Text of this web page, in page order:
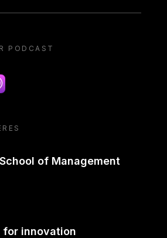
PODCAST
podcast
of Management
for innovation